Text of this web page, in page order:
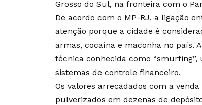
Grosso do Sul, na fronteira com o
De acordo com o MP-RJ, a ligação
atenção porque a cidade é
armas, cocaína e maconha no país.
técnica conhecida como
sistemas de controle financeiro.
Os valores arrecadados com a
pulverizados em dezenas de